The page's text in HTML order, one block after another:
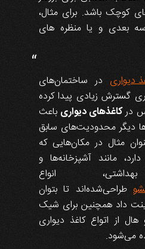
کوچک باشد. برای مثال،
بعدی و یا منظره های
“
دیواری در ساختمان‌های
گسترش زیادی پیدا کرده
درکاغذهای دیواری باعث
دیگر محدودیت‌های سابق
مثال در مکان‌هایی که
مانند آشپزخانه‌ها و
انواع
طراحی‌شده‌اند تا بتوان
داد همچنین برای شیک
از اتواع کاغذ دیواری
می‌شود.